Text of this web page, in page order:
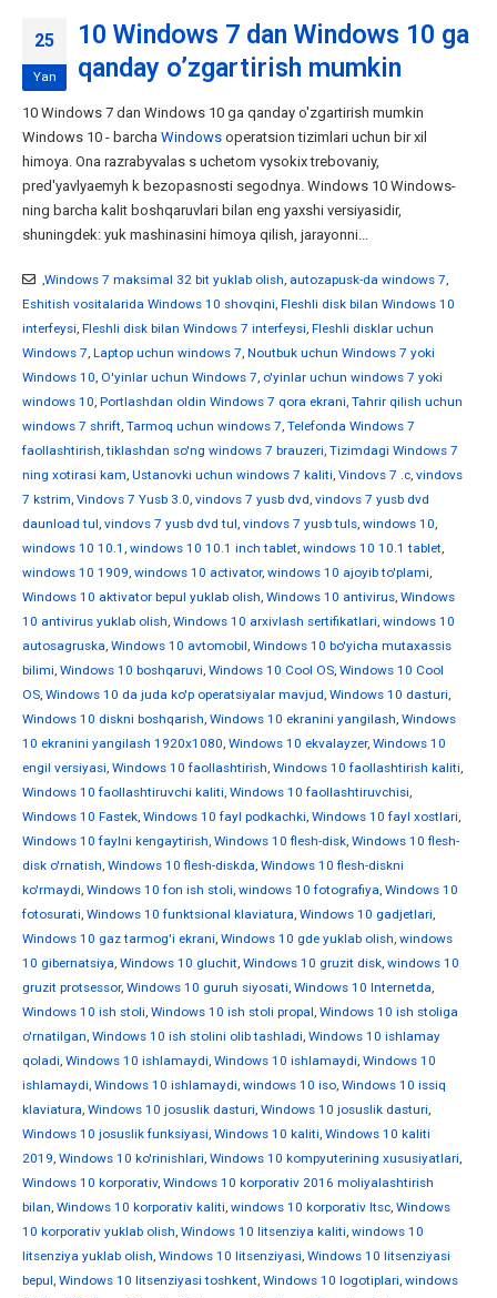
25
Yan
10 Windows 7 dan Windows 10 ga
qanday o’zgartirish mumkin
10 Windows 7 dan Windows 10 ga qanday o'zgartirish mumkin
Windows 10 - barcha Windows operatsion tizimlari uchun bir xil
himoya. Ona razrabyvalas s uchetom vysokix trebovaniy,
pred'yavlyaemyh k bezopasnosti segodnya. Windows 10 Windows-
ning barcha kalit boshqaruvlari bilan eng yaxshi versiyasidir,
shuningdek: yuk mashinasini himoya qilish, jarayonni...
,Windows 7 maksimal 32 bit yuklab olish, autozapusk-da windows 7,
Eshitish vositalarida Windows 10 shovqini, Fleshli disk bilan Windows 10
interfeysi, Fleshli disk bilan Windows 7 interfeysi, Fleshli disklar uchun
Windows 7, Laptop uchun windows 7, Noutbuk uchun Windows 7 yoki
Windows 10, O'yinlar uchun Windows 7, o'yinlar uchun windows 7 yoki
windows 10, Portlashdan oldin Windows 7 qora ekrani, Tahrir qilish uchun
windows 7 shrift, Tarmoq uchun windows 7, Telefonda Windows 7
faollashtirish,tiklashdan so'ng windows 7 brauzeri, Tizimdagi Windows 7
ning xotirasi kam, Ustanovki uchun windows 7 kaliti, Vindovs 7 .c, vindovs
7 kstrim, Vindovs 7 Yusb 3.0, vindovs 7 yusb dvd, vindovs 7 yusb dvd
daunload tul, vindovs 7 yusb dvd tul, vindovs 7 yusb tuls, windows 10,
windows 10 10.1 , windows 10 10.1 inch tablet, windows 10 10.1 tablet,
windows 10 1909, windows 10 activator, windows 10 ajoyib to'plami,
Windows 10 aktivator bepul yuklab olish, Windows 10 antivirus, Windows
10 antivirus yuklab olish, Windows 10 arxivlash sertifikatlari, windows 10
autosagruska, Windows 10 avtomobil, Windows 10 bo'yicha mutaxassis
bilimi, Windows 10 boshqaruvi, Windows 10 Cool OS, Windows 10 Cool
OS, Windows 10 da juda ko'p operatsiyalar mavjud, Windows 10 dasturi,
Windows 10 diskni boshqarish, Windows 10 ekranini yangilash, Windows
10 ekranini yangilash 1920x1080, Windows 10 ekvalayzer, Windows 10
engil versiyasi, Windows 10 faollashtirish, Windows 10 faollashtirish kaliti,
Windows 10 faollashtiruvchi kaliti, Windows 10 faollashtiruvchisi,
Windows 10 Fastek, Windows 10 fayl podkachki, Windows 10 fayl xostlari,
Windows 10 faylni kengaytirish, Windows 10 flesh-disk, Windows 10 flesh-
disk o'rnatish, Windows 10 flesh-diskda, Windows 10 flesh-diskni
ko'rmaydi, Windows 10 fon ish stoli, windows 10 fotografiya, Windows 10
fotosurati, Windows 10 funktsional klaviatura, Windows 10 gadjetlari,
Windows 10 gaz tarmog'i ekrani, Windows 10 gde yuklab olish, windows
10 gibernatsiya, Windows 10 gluchit, Windows 10 gruzit disk, windows 10
gruzit protsessor, Windows 10 guruh siyosati, Windows 10 Internetda,
Windows 10 ish stoli, Windows 10 ish stoli propal, Windows 10 ish stoliga
o'rnatilgan, Windows 10 ish stolini olib tashladi, Windows 10 ishlamay
qoladi, Windows 10 ishlamaydi, Windows 10 ishlamaydi, Windows 10
ishlamaydi, Windows 10 ishlamaydi, windows 10 iso, Windows 10 issiq
klaviatura, Windows 10 josuslik dasturi, Windows 10 josuslik dasturi,
Windows 10 josuslik funksiyasi, Windows 10 kaliti, Windows 10 kaliti
2019, Windows 10 ko'rinishlari, Windows 10 kompyuterining xususiyatlari,
Windows 10 korporativ, Windows 10 korporativ 2016 moliyalashtirish
bilan, Windows 10 korporativ kaliti, windows 10 korporativ ltsc, Windows
10 korporativ yuklab olish, Windows 10 litsenziya kaliti, windows 10
litsenziya yuklab olish, Windows 10 litsenziyasi, Windows 10 litsenziyasi
bepul, Windows 10 litsenziyasi toshkent, Windows 10 logotiplari, windows